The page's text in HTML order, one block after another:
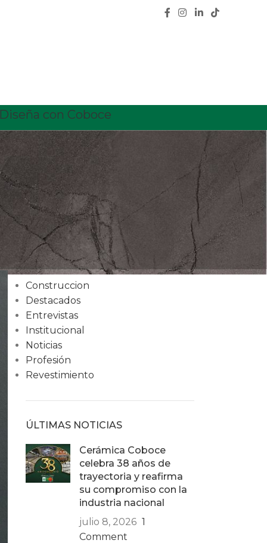
con Coboce
CATEGORÍAS
Calidad
Características
Ceramica
Condiciones
Construccion
Destacados
Entrevistas
Institucional
Noticias
Profesión
Revestimiento
ÚLTIMAS NOTICIAS
Cerámica Coboce
celebra 38 años de
trayectoria y reafirma
su compromiso con la
industria nacional
julio 8, 2026 1
Comment